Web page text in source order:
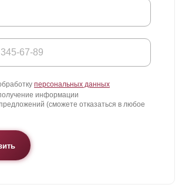
персональных данных
информации
(сможете отказаться в любое